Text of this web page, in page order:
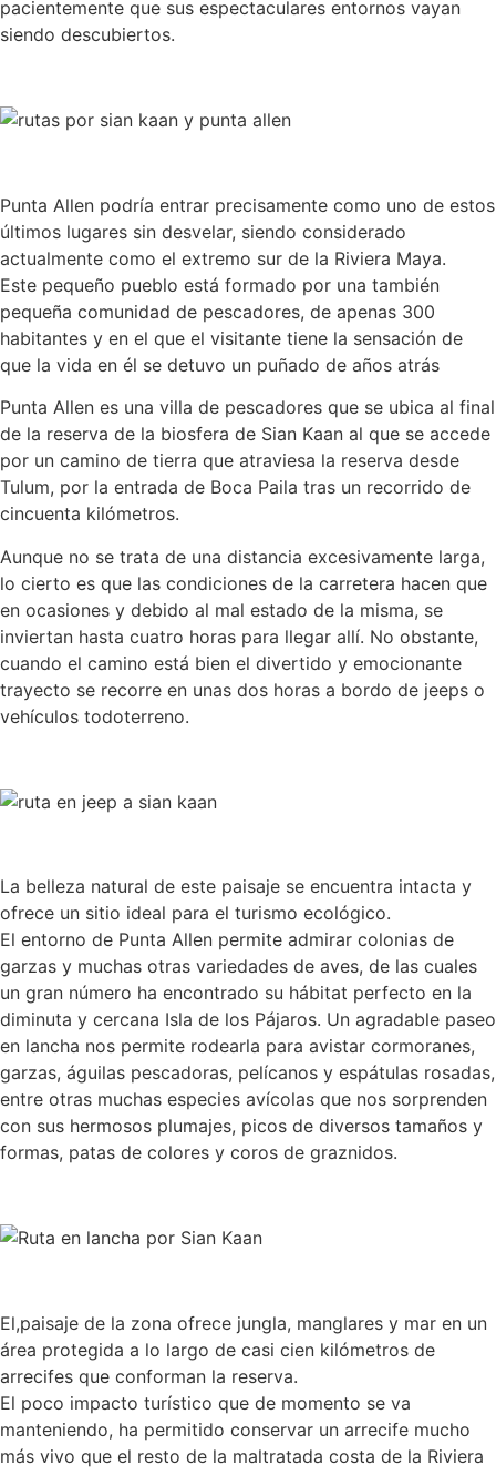
pacientemente que sus espectaculares entornos vayan
siendo descubiertos.
Punta Allen podría entrar precisamente como uno de estos
últimos lugares sin desvelar, siendo considerado
actualmente como el extremo sur de la Riviera Maya.
Este pequeño pueblo está formado por una también
pequeña comunidad de pescadores, de apenas 300
habitantes y en el que el visitante tiene la sensación de
que la vida en él se detuvo un puñado de años atrás
Punta Allen es una villa de pescadores que se ubica al final
de la reserva de la biosfera de Sian Kaan al que se accede
por un camino de tierra que atraviesa la reserva desde
Tulum, por la entrada de Boca Paila tras un recorrido de
cincuenta kilómetros.
Aunque no se trata de una distancia excesivamente larga,
lo cierto es que las condiciones de la carretera hacen que
en ocasiones y debido al mal estado de la misma, se
inviertan hasta cuatro horas para llegar allí. No obstante,
cuando el camino está bien el divertido y emocionante
trayecto se recorre en unas dos horas a bordo de jeeps o
vehículos todoterreno.
La belleza natural de este paisaje se encuentra intacta y
ofrece un sitio ideal para el turismo ecológico.
El entorno de Punta Allen permite admirar colonias de
garzas y muchas otras variedades de aves, de las cuales
un gran número ha encontrado su hábitat perfecto en la
diminuta y cercana Isla de los Pájaros. Un agradable paseo
en lancha nos permite rodearla para avistar cormoranes,
garzas, águilas pescadoras, pelícanos y espátulas rosadas,
entre otras muchas especies avícolas que nos sorprenden
con sus hermosos plumajes, picos de diversos tamaños y
formas, patas de colores y coros de graznidos.
El,paisaje de la zona ofrece jungla, manglares y mar en un
área protegida a lo largo de casi cien kilómetros de
arrecifes que conforman la reserva.
El poco impacto turístico que de momento se va
manteniendo, ha permitido conservar un arrecife mucho
más vivo que el resto de la maltratada costa de la Riviera